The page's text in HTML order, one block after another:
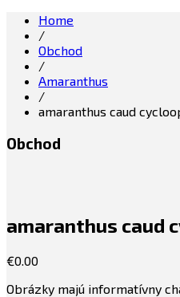
Home
/
Obchod
/
Amaranthus
/
amaranthus caud
Obchod
amaranthus caud
€0.00
Obrázky majú informatívny